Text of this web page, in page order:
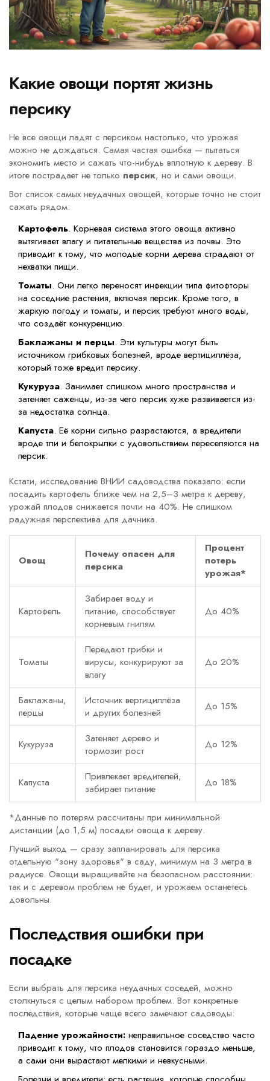
Какие овощи портят жизнь
персику
Не все овощи ладят с персиком настолько, что урожая
можно не дождаться. Самая частая ошибка — пытаться
экономить место и сажать что-нибудь вплотную к дереву. В
итоге пострадает не только персик, но и сами овощи.
Вот список самых неудачных овощей, которые точно не стоит
сажать рядом:
Картофель. Корневая система этого овоща активно
вытягивает влагу и питательные вещества из почвы. Это
приводит к тому, что молодые корни дерева страдают от
нехватки пищи.
Томаты. Они легко переносят инфекции типа фитофторы
на соседние растения, включая персик. Кроме того, в
жаркую погоду и томаты, и персик требуют много воды,
что создаёт конкуренцию.
Баклажаны и перцы. Эти культуры могут быть
источником грибковых болезней, вроде вертициллёза,
который тоже вредит персику.
Кукуруза. Занимает слишком много пространства и
затеняет саженцы, из-за чего персик хуже развивается из-
за недостатка солнца.
Капуста. Её корни сильно разрастаются, а вредители
вроде тли и белокрылки с удовольствием переселяются на
персик.
Кстати, исследование ВНИИ садоводства показало: если
посадить картофель ближе чем на 2,5–3 метра к дереву,
урожай плодов снижается почти на 40%. Не слишком
радужная перспектива для дачника.
Овощ
Почему опасен для
персика
Процент
потерь
урожая*
Картофель
Забирает воду и
питание, способствует
корневым гнилям
До 40%
Томаты
Передают грибки и
вирусы, конкурируют за
влагу
До 20%
Баклажаны,
перцы
Источник вертициллёза
и других болезней
До 15%
Кукуруза
Затеняет дерево и
тормозит рост
До 12%
Капуста
Привлекает вредителей,
забирает питание
До 18%
*Данные по потерям рассчитаны при минимальной
дистанции (до 1,5 м) посадки овоща к дереву.
Лучший выход — сразу запланировать для персика
отдельную "зону здоровья" в саду, минимум на 3 метра в
радиусе. Овощи выращивайте на безопасном расстоянии:
так и с деревом проблем не будет, и урожаем останетесь
довольны.
Последствия ошибки при
посадке
Если выбрать для персика неудачных соседей, можно
столкнуться с целым набором проблем. Вот конкретные
последствия, которые чаще всего замечают садоводы:
Падение урожайности: неправильное соседство часто
приводит к тому, что плодов становится гораздо меньше,
а сами они вырастают мелкими и невкусными.